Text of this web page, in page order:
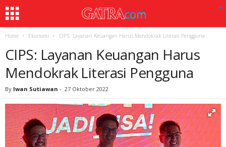
Home Ekonomi CIPS: Layanan Keuangan Harus Mendokrak Literasi Pengguna
CIPS: Layanan Keuangan Harus
Mendokrak Literasi Pengguna
By Iwan Sutiawan - 27 Oktober 2022